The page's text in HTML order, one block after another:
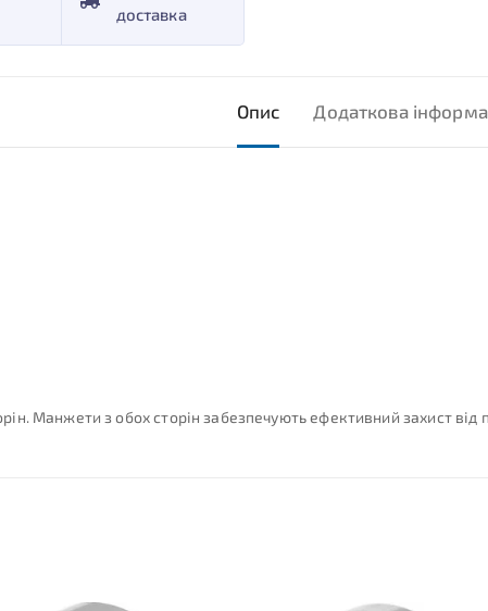
доставка
Опис Додаткова
Манжети з обох сторін забезпечують ефективний захист від